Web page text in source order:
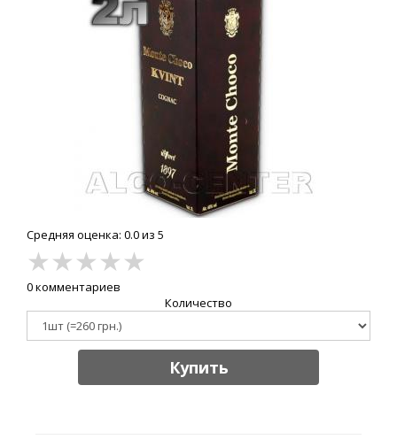
Средняя оценка: 0.0 из 5
★★★★★
0 комментариев
Количество
Купить